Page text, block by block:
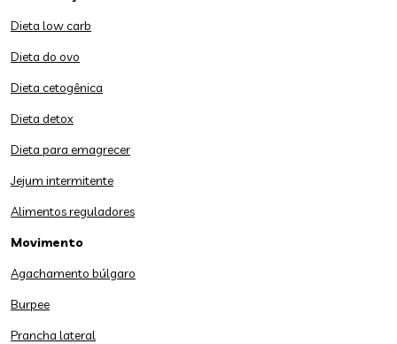
Dieta low carb
Dieta do ovo
Dieta cetogênica
Dieta detox
Dieta para emagrecer
Jejum intermitente
Alimentos reguladores
Movimento
Agachamento búlgaro
Burpee
Prancha lateral